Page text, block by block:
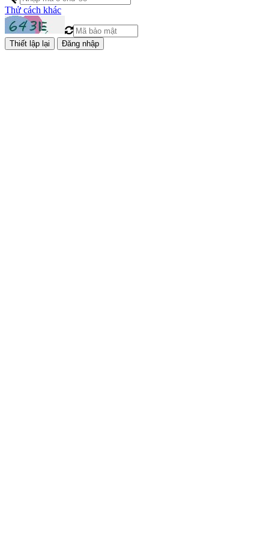
Thử cách khác
Đăng nhập